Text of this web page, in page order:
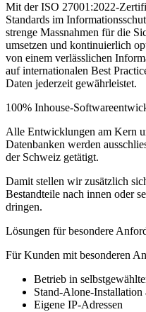
Mit der ISO 27001:2022-
Standards im
strenge Massnahmen für die
umsetzen und kontinuierlich
von einem verlässlichen
auf internationalen Best
Daten jederzeit gewährleistet.
100% Inhouse-
Alle Entwicklungen am Kern
Datenbanken werden
der Schweiz getätigt.
Damit stellen wir zusätzlich
Bestandteile nach innen oder
dringen.
Lösungen für besondere
Für Kunden mit besonderen
Betrieb in
Stand-Alone-
Eigene IP-Adressen